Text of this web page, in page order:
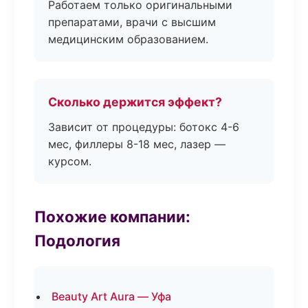
Работаем только оригинальными
препаратами, врачи с высшим
медицинским образованием.
Сколько держится эффект?
Зависит от процедуры: ботокс 4-6
мес, филлеры 8-18 мес, лазер —
курсом.
Похожие компании:
Подология
Beauty Art Aura — Уфа